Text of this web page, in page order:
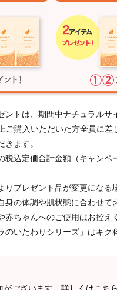
ントは、期間中ナチュラルサ
ご購入いただいた方全員に
ます。
込定価合計金額（キャンペ
プレゼント品が変更になる
身の体調や肌状態に合わせて
赤ちゃんへのご使用はお控え
いたわりシリーズ」はキク
ございます。 詳しくはこちら